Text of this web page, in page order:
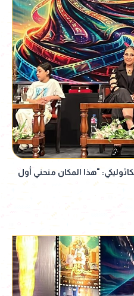
"هذا المكان منحني أول